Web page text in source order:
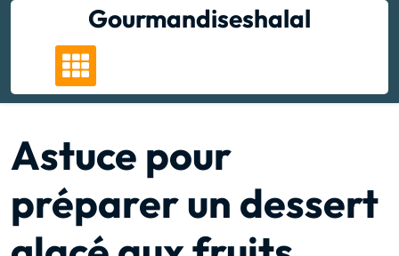
Gourmandiseshalal
Astuce pour
préparer un dessert